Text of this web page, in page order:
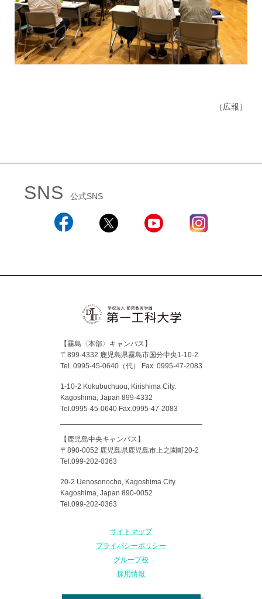
（広報）
SNS 公式SNS
【霧島〈本部〉キャンパス】
〒899-4332 鹿児島県霧島市国分中央1-10-2
Tel. 0995-45-0640（代）
Fax. 0995-47-2083
1-10-2 Kokubuchuou, Kirishima City.
Kagoshima, Japan 899-4332
Tel.0995-45-0640 Fax.0995-47-2083
【鹿児島中央キャンパス】
〒890-0052 鹿児島県鹿児島市上之園町20-2
Tel.099-202-0363
20-2 Uenosonocho, Kagoshima City.
Kagoshima, Japan 890-0052
Tel.099-202-0363
サイトマップ
プライバシーポリシー
グループ校
採用情報